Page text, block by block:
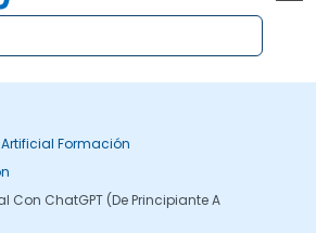
Formación
Con ChatGPT (De Principiante A